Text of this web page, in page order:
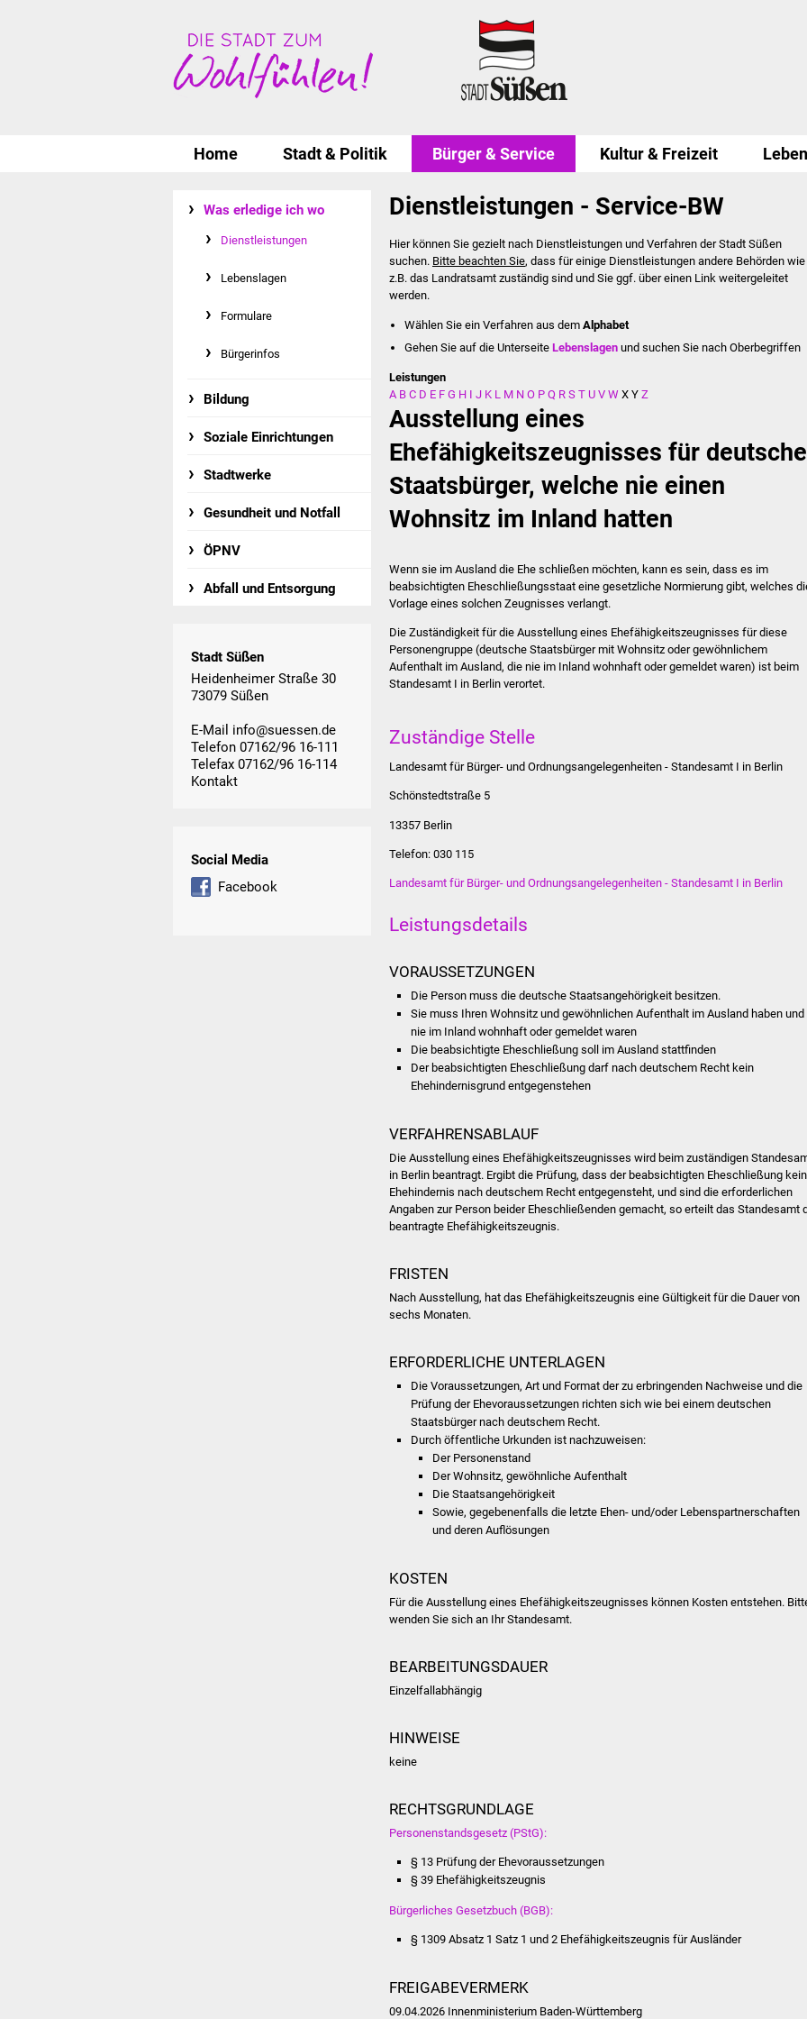
Home Stadt & Politik Bürger & Service Kultur & Freizeit
Was erledige ich wo
Dienstleistungen
Lebenslagen
Formulare
Bürgerinfos
Bildung
Soziale Einrichtungen
Stadtwerke
Gesundheit und Notfall
ÖPNV
Abfall und Entsorgung
Stadt Süßen
Heidenheimer Straße 30
73079 Süßen
E-Mail info@suessen.de
Telefon 07162/96 16-111
Telefax 07162/96 16-114
Kontakt
Social Media
Facebook
Dienstleistungen - Service-BW
Hier können Sie gezielt nach Dienstleistungen und Verfahren der Stadt Süßen
suchen. Bitte beachten Sie, dass für einige Dienstleistungen andere Behörden wie
z.B. das Landratsamt zuständig sind und Sie ggf. über einen Link weitergeleitet
werden.
Wählen Sie ein Verfahren aus dem Alphabet
Gehen Sie auf die UnterseiteLebenslagen und suchen Sie nach Oberbegriffen
Leistungen
A B C D E F G H I J K L M N O P Q R S T U V W X Y Z
Ausstellung eines
Ehefähigkeitszeugnisses für deutsche
Staatsbürger, welche nie einen
Wohnsitz im Inland hatten
Wenn sie im Ausland die Ehe schließen möchten, kann es sein, dass es im
beabsichtigten Eheschließungsstaat eine gesetzliche Normierung gibt, welches
Vorlage eines solchen Zeugnisses verlangt.
Die Zuständigkeit für die Ausstellung eines Ehefähigkeitszeugnisses für diese
Personengruppe (deutsche Staatsbürger mit Wohnsitz oder gewöhnlichem
Aufenthalt im Ausland, die nie im Inland wohnhaft oder gemeldet waren) ist beim
Standesamt I in Berlin verortet.
Zuständige Stelle
Landesamt für Bürger- und Ordnungsangelegenheiten - Standesamt I in Berlin
Schönstedtstraße 5
13357 Berlin
Telefon: 030 115
Landesamt für Bürger- und Ordnungsangelegenheiten - Standesamt I in Berlin
Leistungsdetails
VORAUSSETZUNGEN
Die Person muss die deutsche Staatsangehörigkeit besitzen.
Sie muss Ihren Wohnsitz und gewöhnlichen Aufenthalt im Ausland haben und
nie im Inland wohnhaft oder gemeldet waren
Die beabsichtigte Eheschließung soll im Ausland stattfinden
Der beabsichtigten Eheschließung darf nach deutschem Recht kein
Ehehindernisgrund entgegenstehen
VERFAHRENSABLAUF
Die Ausstellung eines Ehefähigkeitszeugnisses wird beim zuständigen
in Berlin beantragt. Ergibt die Prüfung, dass der beabsichtigten Eheschließung kein
Ehehindernis nach deutschem Recht entgegensteht, und sind die erforderlichen
Angaben zur Person beider Eheschließenden gemacht, so erteilt das Standesamt
beantragte Ehefähigkeitszeugnis.
FRISTEN
Nach Ausstellung, hat das Ehefähigkeitszeugnis eine Gültigkeit für die Dauer von
sechs Monaten.
ERFORDERLICHE UNTERLAGEN
Die Voraussetzungen, Art und Format der zu erbringenden Nachweise und die
Prüfung der Ehevoraussetzungen richten sich wie bei einem deutschen
Staatsbürger nach deutschem Recht.
Durch öffentliche Urkunden ist nachzuweisen:
Der Personenstand
Der Wohnsitz, gewöhnliche Aufenthalt
Die Staatsangehörigkeit
Sowie, gegebenenfalls die letzte Ehen- und/oder Lebenspartnerschaften
und deren Auflösungen
KOSTEN
Für die Ausstellung eines Ehefähigkeitszeugnisses können Kosten entstehen.
wenden Sie sich an Ihr Standesamt.
BEARBEITUNGSDAUER
Einzelfallabhängig
HINWEISE
keine
RECHTSGRUNDLAGE
Personenstandsgesetz (PStG):
§ 13 Prüfung der Ehevoraussetzungen
§ 39 Ehefähigkeitszeugnis
Bürgerliches Gesetzbuch (BGB):
§ 1309 Absatz 1 Satz 1 und 2 Ehefähigkeitszeugnis für Ausländer
FREIGABEVERMERK
09.04.2026 Innenministerium Baden-Württemberg